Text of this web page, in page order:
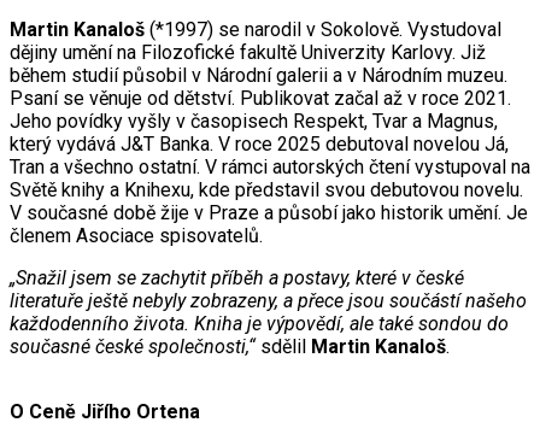
Martin Kanaloš (*1997) se narodil v Sokolově. Vystudoval
dějiny umění na Filozofické fakultě Univerzity Karlovy. Již
během studií působil v Národní galerii a v Národním muzeu.
Psaní se věnuje od dětství. Publikovat začal až v roce 2021.
Jeho povídky vyšly v časopisech Respekt, Tvar a Magnus,
který vydává J&T Banka. V roce 2025 debutoval novelou Já,
Tran a všechno ostatní. V rámci autorských čtení vystupoval na
Světě knihy a Knihexu, kde představil svou debutovou novelu.
V současné době žije v Praze a působí jako historik umění. Je
členem Asociace spisovatelů.
„Snažil jsem se zachytit příběh a postavy, které v české
literatuře ještě nebyly zobrazeny, a přece jsou součástí našeho
každodenního života. Kniha je výpovědí, ale také sondou do
současné české společnosti,“sdělil Martin Kanaloš.
O Ceně Jiřího Ortena